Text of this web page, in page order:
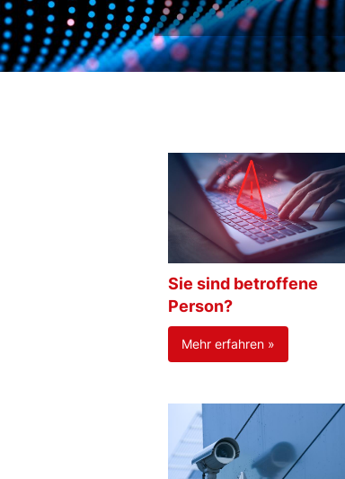
Sie sind betroffene
Person?
Mehr erfahren »